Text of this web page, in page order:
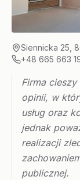
Siennicka 25,
+48 665 663
Firma
opinii, w
usług oraz
jednak
realizacji
publicznej.